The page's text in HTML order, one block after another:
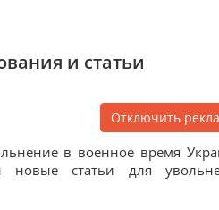
и статьи
Отключить
в военное время
новые статьи для